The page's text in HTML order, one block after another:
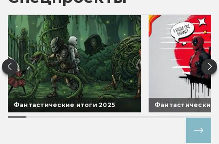
Фантастические итоги 2025 Фантастические